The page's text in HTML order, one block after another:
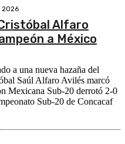
2026
Alfaro
a México
a una nueva hazaña del
Saúl Alfaro Avilés marcó
Mexicana Sub-20 derrotó 2-0
Sub-20 de Concacaf